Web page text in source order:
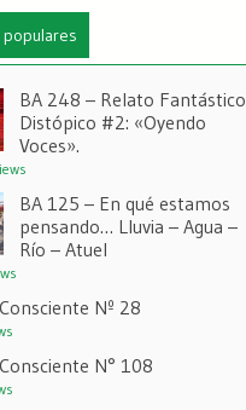
BA 248 – Relato Fantástico
Distópico #2: «Oyendo
Voces».
BA 125 – En qué estamos
pensando… Lluvia – Agua –
Río – Atuel
Nº 28
N° 108